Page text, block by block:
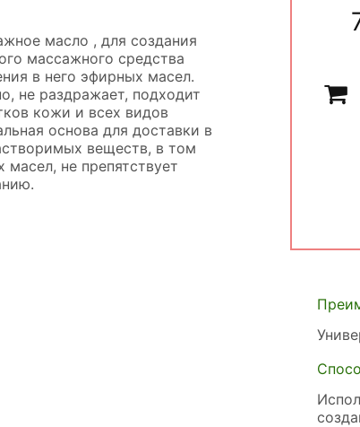
масло , для создания
массажного средства
в него эфирных масел.
не раздражает, подходит
кожи и всех видов
основа для доставки в
веществ, в том
масел, не препятствует